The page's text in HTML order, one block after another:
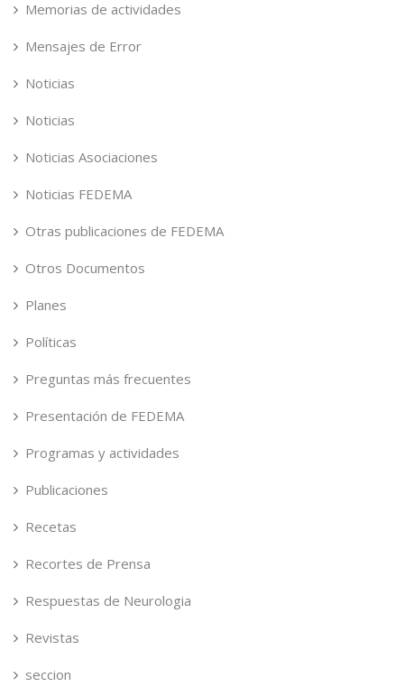
Memorias de actividades
Mensajes de Error
Noticias
Noticias
Noticias Asociaciones
Noticias FEDEMA
Otras publicaciones de FEDEMA
Otros Documentos
Planes
Políticas
Preguntas más frecuentes
Presentación de FEDEMA
Programas y actividades
Publicaciones
Recetas
Recortes de Prensa
Respuestas de Neurologia
Revistas
seccion